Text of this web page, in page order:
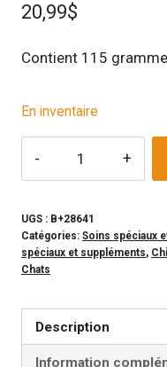
20,99$
Contient 115
En inventaire
-
Gel
dentaire
chien
UGS : B+28641
Catégories: Soins spéciaux
spéciaux et suppléments,
Chats
Description
Information